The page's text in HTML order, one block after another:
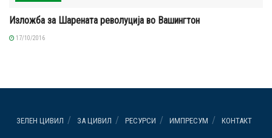
Изложба за Шарената револуција во Вашингтон
17/10/2016
ЗЕЛЕН ЦИВИЛ ЗА ЦИВИЛ РЕСУРСИ ИМПРЕСУМ КОНТАКТ